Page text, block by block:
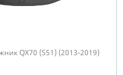
QX70 (S51) (2013-2019)